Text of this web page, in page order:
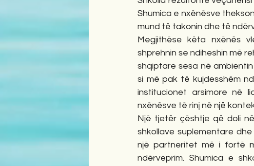
Shumica e nxënësve
mund të takonin dhe të
Megjithëse këta nxënës
shprehnin se ndiheshin më
shqiptare sesa në
si më pak të kujdesshëm
institucionet arsimore në
nxënësve të rinj në një
Një tjetër çështje që doli
shkollave suplementare
një partneritet më i fortë
ndërveprim. Shumica e